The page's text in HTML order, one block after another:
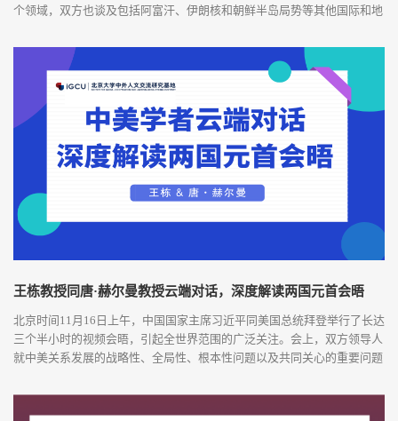
个领域，双方也谈及包括阿富汗、伊朗核和朝鲜半岛局势等其他国际和地
成效。怎么理解这场重要会晤？北京大学社会科学部副部长、国际关系学
院教授、中外人文交流研究基地执行主任王栋就此接受了侠客岛的采访。
11月16日，国家...
王栋教授同唐·赫尔曼教授云端对话，深度解读两国元首会晤
北京时间11月16日上午，中国国家主席习近平同美国总统拜登举行了长达
三个半小时的视频会晤，引起全世界范围的广泛关注。会上，双方领导人
就中美关系发展的战略性、全局性、根本性问题以及共同关心的重要问题
关系发展指明了怎样的方向？又释放了怎样的信号？11月21日，北京大学
中外人文交流研究基地执行主任、国际关系学院教授王栋应邀与华盛顿大